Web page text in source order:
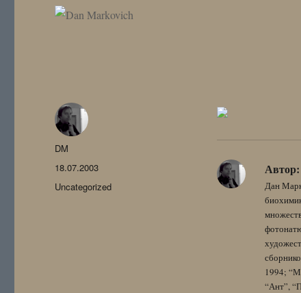
Автор:
Дан
1994;
“Ант”,
Автор
DM
Опубликовано
18.07.2003
Рубрики
Uncategorized